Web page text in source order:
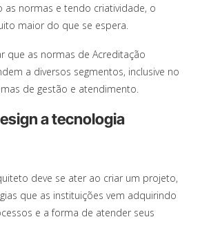
as normas e tendo criatividade, o
maior do que se espera.
que as normas de Acreditação
a diversos segmentos, inclusive no
de gestão e atendimento.
a tecnologia
deve se ater ao criar um projeto,
que as instituições vem adquirindo
e a forma de atender seus